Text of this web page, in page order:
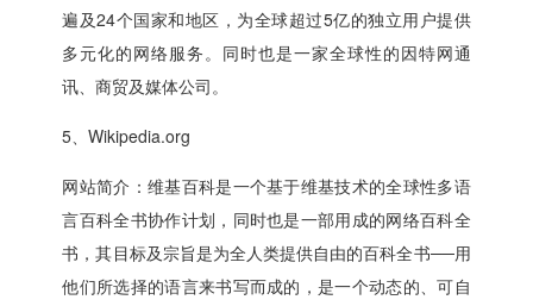
遍及24个国家和地区，为全球超过5亿的独立用户提供
多元化的网络服务。同时也是一家全球性的因特网通
讯、商贸及媒体公司。
5、Wikipedia.org
网站简介：维基百科是一个基于维基技术的全球性多语
言百科全书协作计划，同时也是一部用成的网络百科全
书，其目标及宗旨是为全人类提供自由的百科全书──用
他们所选择的语言来书写而成的，是一个动态的、可自